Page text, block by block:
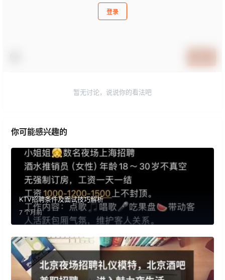
登录
暂无讨论，说说你的看法吧
你可能感兴趣的
KTV招聘条件及面试技巧解析
7 个月前